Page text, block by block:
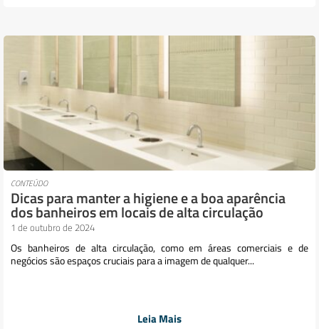
CONTEÚDO
Dicas para manter a higiene e a boa aparência
dos banheiros em locais de alta circulação
1 de outubro de 2024
Os banheiros de alta circulação, como em áreas comerciais e de
negócios são espaços cruciais para a imagem de qualquer...
Leia Mais